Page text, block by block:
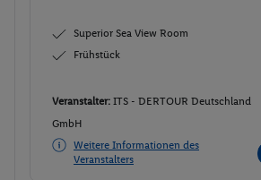
Superior Sea View Room
Frühstück
Veranstalter: ITS - DERTOUR Deutschland
GmbH
Weitere Informationen des
Veranstalters